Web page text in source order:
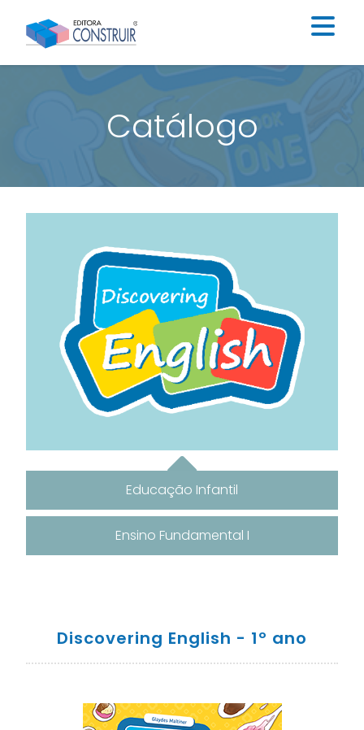
Institucional
Educação Infantil
Ensino Fundamental I
Contato
Construir Digital
Catálogo
Educação Infantil
Ensino Fundamental I
Discovering English - 1º ano